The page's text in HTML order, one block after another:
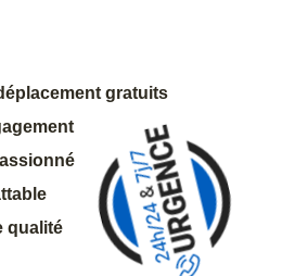
gratuits
qualité